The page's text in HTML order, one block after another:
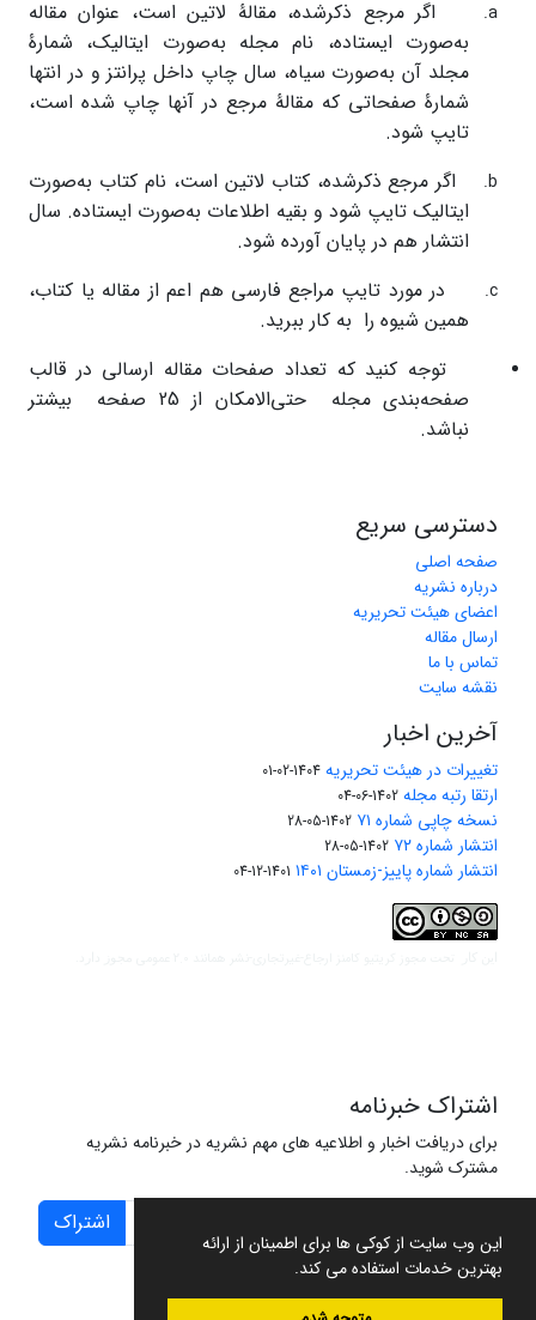
این وب سایت از کوکی ها برای اطمینان از ارائه
بهترین خدمات استفاده می کند.
اگر مرجع ذکر‌شده، مقالۀ لاتین است، عنوان مقاله
به‌صورت ایستاده، نام مجله به‌صورت ایتالیک، شمارۀ
مجلد آن به‌صورت سیاه، سال چاپ داخل پرانتز و در انتها
شمارۀ صفحاتی که مقالۀ مرجع در آنها چاپ شده است،
تایپ شود.
اگر مرجع ذکر‌شده، کتاب لاتین است، نام کتاب به‌صورت
ایتالیک تایپ شود و بقیه اطلاعات به‌صورت ایستاده. سال
انتشار هم در پایان آورده شود.
در مورد تایپ مراجع فارسی هم اعم از مقاله یا کتاب،
همین شیوه را به کار ببرید.
توجه کنید که تعداد صفحات مقاله ارسالی در قالب
صفحه‌بندی مجله حتی‌الامکان از 25 صفحه بیشتر
نباشد.
دسترسی سریع
صفحه اصلی
درباره نشریه
اعضای هیئت تحریریه
ارسال مقاله
تماس با ما
نقشه سایت
آخرین اخبار
تغییرات در هیئت تحریریه 1404-02-01
ارتقا رتبه مجله 1402-06-04
نسخه چاپی شماره ۷۱ 1402-05-28
انتشار شماره ۷۲ 1402-05-28
انتشار شماره پاییز-زمستان ۱۴۰۱ 1401-12-04
اشتراک خبرنامه
برای دریافت اخبار و اطلاعیه های مهم نشریه در خبرنامه نشریه
مشترک شوید.
اشتراک